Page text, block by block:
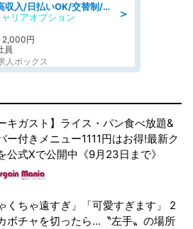
＞
組立・組付け/高収入/日払いOK/交替制/20・30・40代活躍中/製造 工場
リアオプション
2,000円
員
人ボックス
キガスト】ライス・パン食べ放題&
ー付きメニュー1111円はお得!最新ク
公式Xで公開中《9月23日まで》
くちゃ遠すぎ」「可愛すぎます」 2
ボチャを切ったら...〝左手〟の場所